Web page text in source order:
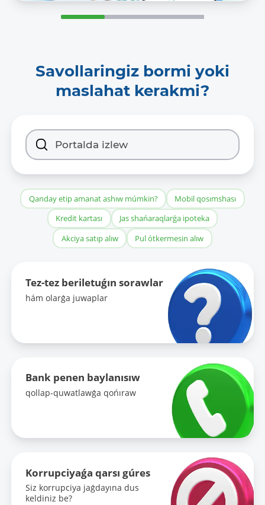
Savollaringiz bormi yoki
maslahat kerakmi?
Qanday etip amanat ashıw múmkin?
Mobil qosımshası
Kredit kartası
Jas shańaraqlarǵa ipoteka
Akciya satıp alıw
Pul ótkermesin alıw
Tez-tez beriletuǵın sorawlar
hám olarǵa juwaplar
Bank penen baylanısıw
qollap-quwatlawǵa qońıraw
Korrupciyaǵa qarsı gúres
Siz korrupciya jaǵdayına dus
keldiniz be?